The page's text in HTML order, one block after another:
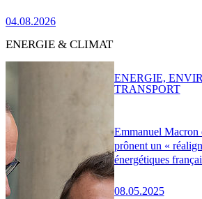
04.08.2026
ENERGIE & CLIMAT
Emmanuel
prônent un «
énergétiques
08.05.2025
ENERGIE,
TRANSPORT